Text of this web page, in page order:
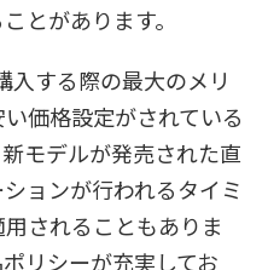
とがあります。
入する際の最大のメリ
価格設定がされている
モデルが発売された直
ョンが行われるタイミ
されることもありま
リシーが充実してお